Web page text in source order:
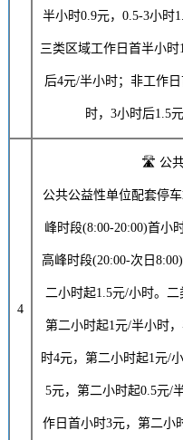
半小时0.9元，0.5-3小时
三类区域工作日首半小时
后4元/半小时；非工作
时，3小时后1.5元
4
🛣️ 公共
公共公益性单位配套停
峰时段(8:00-20:00)首小
高峰时段(20:00-次日8:00)
二小时起1.5元/小时。二
第二小时起1元/半小时
时4元，第二小时起1元/
5元，第二小时起0.5元/
作日首小时3元，第二小